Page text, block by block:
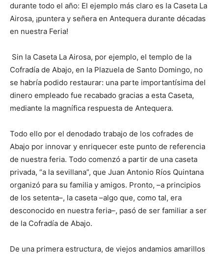
durante todo el año: El ejemplo más claro es la Caseta La
Airosa, ¡puntera y señera en Antequera durante décadas
en nuestra Feria!
Sin la Caseta La Airosa, por ejemplo, el templo de la
Cofradía de Abajo, en la Plazuela de Santo Domingo, no
se habría podido restaurar: una parte importantísima del
dinero empleado fue recabado gracias a esta Caseta,
mediante la magnífica respuesta de Antequera.
Todo ello por el denodado trabajo de los cofrades de
Abajo por innovar y enriquecer este punto de referencia
de nuestra feria. Todo comenzó a partir de una caseta
privada, “a la sevillana”, que Juan Antonio Ríos Quintana
organizó para su familia y amigos. Pronto, –a principios
de los setenta–, la caseta –algo que, como tal, era
desconocido en nuestra feria–, pasó de ser familiar a ser
de la Cofradía de Abajo.
De una primera estructura, de viejos andamios amarillos